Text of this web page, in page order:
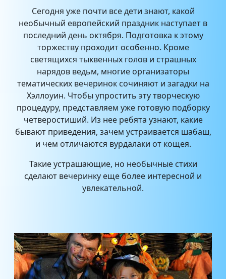
Сегодня уже почти все дети знают, какой
необычный европейский праздник наступает в
последний день октября. Подготовка к этому
торжеству проходит особенно. Кроме
светящихся тыквенных голов и страшных
нарядов ведьм, многие организаторы
тематических вечеринок сочиняют и загадки на
Хэллоуин. Чтобы упростить эту творческую
процедуру, представляем уже готовую подборку
четверостиший. Из нее ребята узнают, какие
бывают приведения, зачем устраивается шабаш,
и чем отличаются вурдалаки от кощея.
Такие устрашающие, но необычные стихи
сделают вечеринку еще более интересной и
увлекательной.